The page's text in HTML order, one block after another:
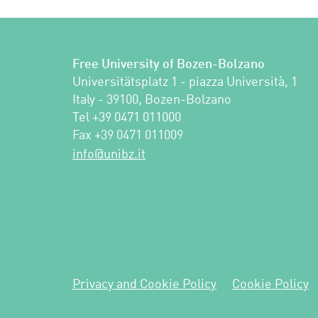
Free University of Bozen-Bolzano
Universitätsplatz 1 - piazza Università, 1
Italy - 39100, Bozen-Bolzano
Tel +39 0471 011000
Fax +39 0471 011009
ti.zbinu@ofni
Privacy and Cookie Policy Cookie Policy